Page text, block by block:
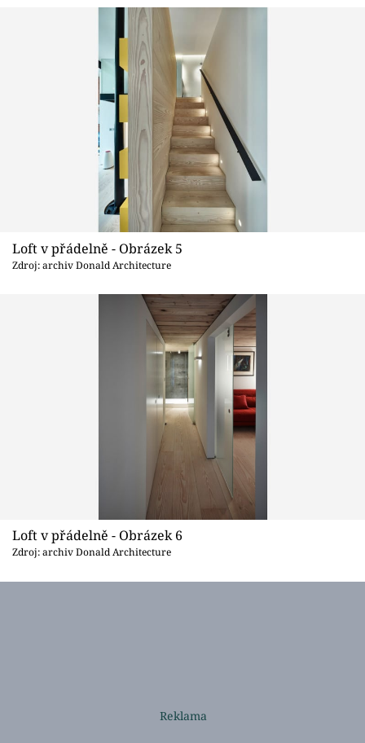
Loft v přádelně - Obrázek 5
Zdroj: archiv Donald Architecture
Loft v přádelně - Obrázek 6
Zdroj: archiv Donald Architecture